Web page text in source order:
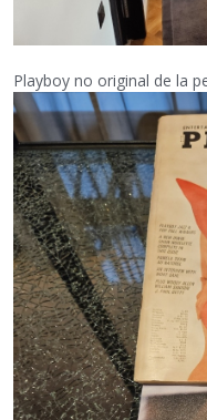
Playboy no original de la